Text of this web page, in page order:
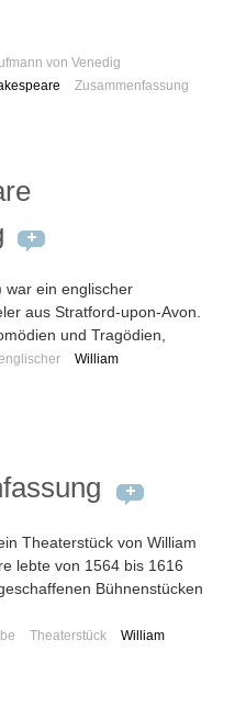
Information zu Wünschen
von Venedig
Zusammenfassung
war ein englischer
aus Stratford-upon-Avon.
und Tragödien,
William
Theaterstück von William
lebte von 1564 bis 1616
Bühnenstücken
Theaterstück
William